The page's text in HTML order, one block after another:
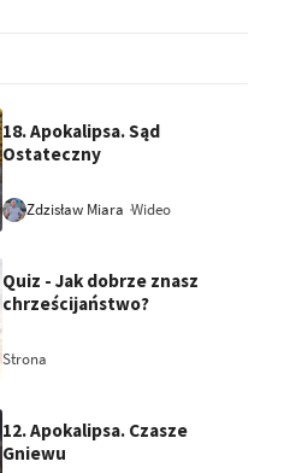
18. Apokalipsa. Sąd
Ostateczny
Zdzisław Miara Wideo
Quiz - Jak dobrze znasz
chrześcijaństwo?
Strona
12. Apokalipsa. Czasze
Gniewu